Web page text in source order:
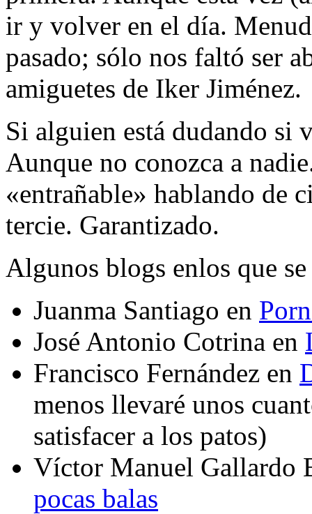
ir y volver en el día.
pasado; sólo nos faltó ser
amiguetes de Iker Jiménez.
Si alguien está dudando si
Aunque no conozca a
«entrañable» hablando de
tercie. Garantizado.
Algunos blogs enlos que
Juanma Santiago en
José Antonio Cotrina en
Francisco Fernández en
menos llevaré unos
satisfacer a los patos)
Víctor Manuel Gallardo
pocas balas